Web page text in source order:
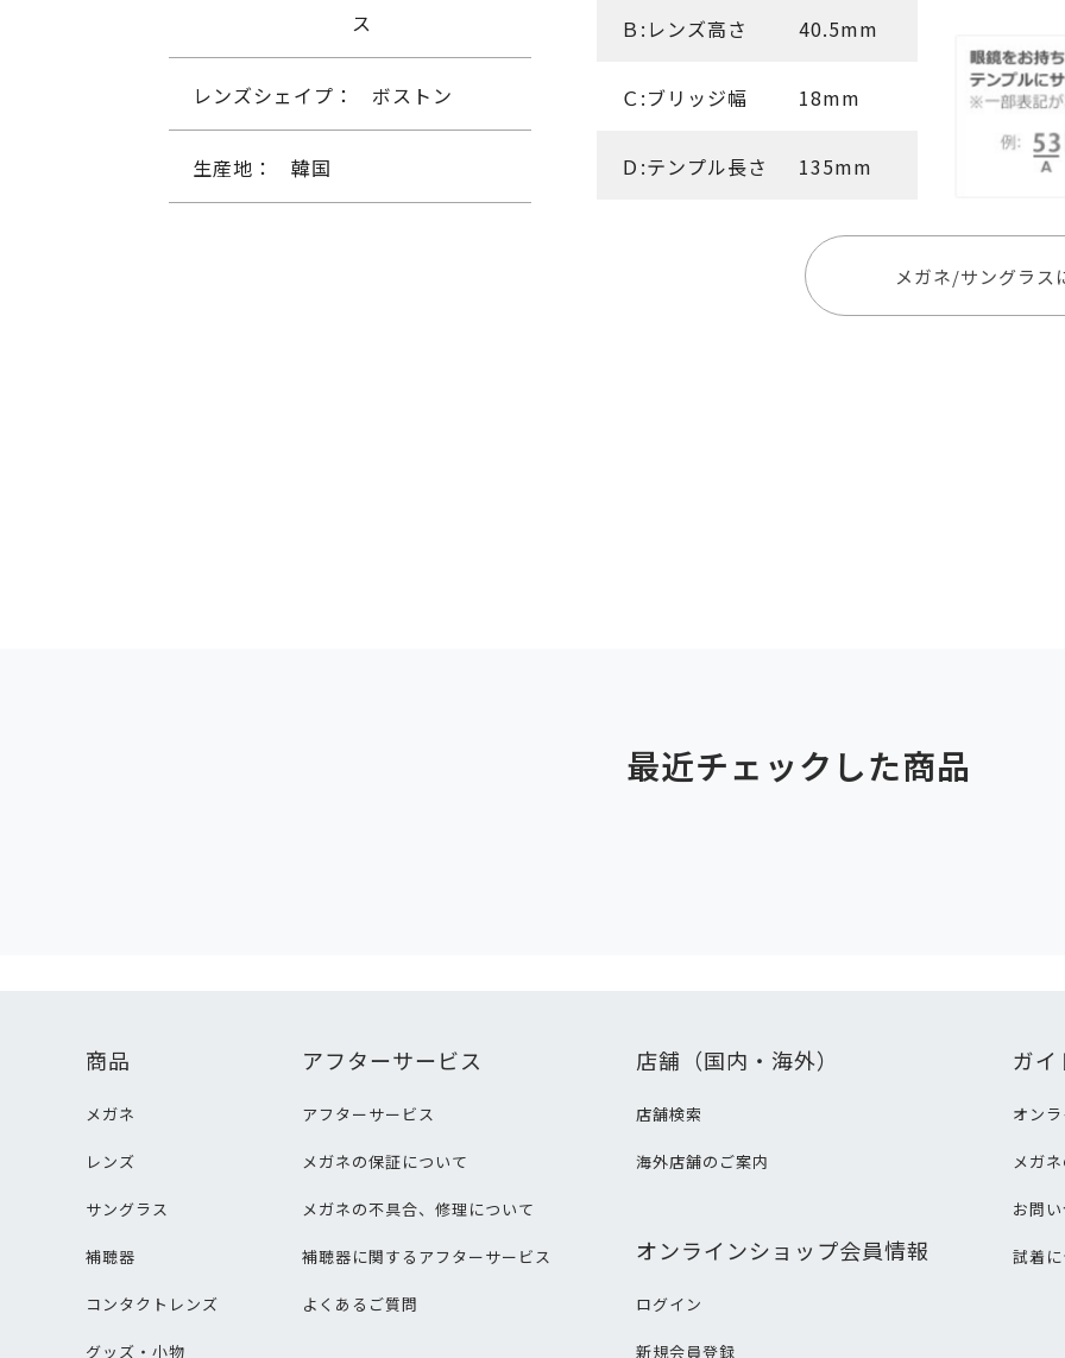
ス
レンズシェイプ： ボストン
生産地： 韓国
Ｂ:レンズ高さ 40.5mm
Ｃ:ブリッジ幅 18mm
Ｄ:テンプル長さ 135mm
メガネ/サングラス
最近チェックした商品
商品
メガネ
レンズ
サングラス
補聴器
コンタクトレンズ
グッズ・小物
アフターサービス
アフターサービス
メガネの保証について
メガネの不具合、修理について
補聴器に関するアフターサービス
よくあるご質問
店舗（国内・海外）
店舗検索
海外店舗のご案内
オンラインショップ会員情報
ログイン
新規会員登録
ガイ
オン
メガ
お問
試着